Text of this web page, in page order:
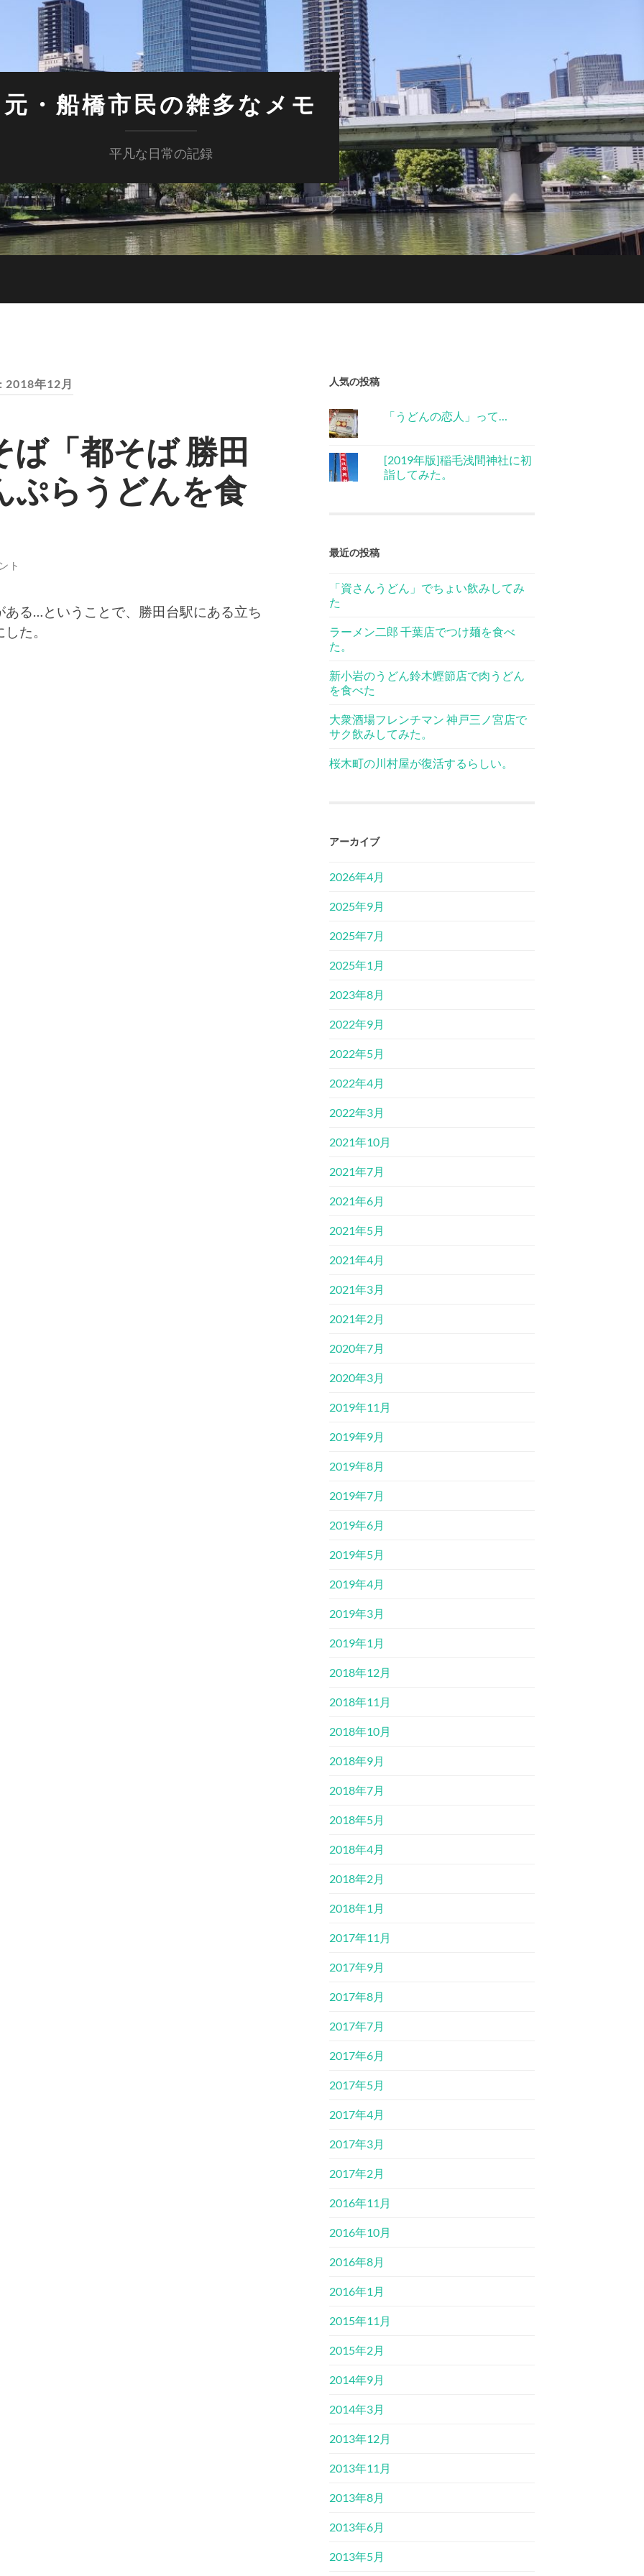
元・船橋市民の雑多なメモ
平凡な日常の記録
2018年12月
ば「都そば 勝田
ぷらうどんを食
ト
る…ということで、勝田台駅にある立ち
た。
人気の投稿
「うどんの恋人」って…
[2019年版]稲毛浅間神社に初
詣してみた。
最近の投稿
「資さんうどん」でちょい飲みしてみ
た
ラーメン二郎 千葉店でつけ麺を食べ
た。
新小岩のうどん鈴木鰹節店で肉うどん
を食べた
大衆酒場フレンチマン 神戸三ノ宮店で
サク飲みしてみた。
桜木町の川村屋が復活するらしい。
アーカイブ
2026年4月
2025年9月
2025年7月
2025年1月
2023年8月
2022年9月
2022年5月
2022年4月
2022年3月
2021年10月
2021年7月
2021年6月
2021年5月
2021年4月
2021年3月
2021年2月
2020年7月
2020年3月
2019年11月
2019年9月
2019年8月
2019年7月
2019年6月
2019年5月
2019年4月
2019年3月
2019年1月
2018年12月
2018年11月
2018年10月
2018年9月
2018年7月
2018年5月
2018年4月
2018年2月
2018年1月
2017年11月
2017年9月
2017年8月
2017年7月
2017年6月
2017年5月
2017年4月
2017年3月
2017年2月
2016年11月
2016年10月
2016年8月
2016年1月
2015年11月
2015年2月
2014年9月
2014年3月
2013年12月
2013年11月
2013年8月
2013年6月
2013年5月